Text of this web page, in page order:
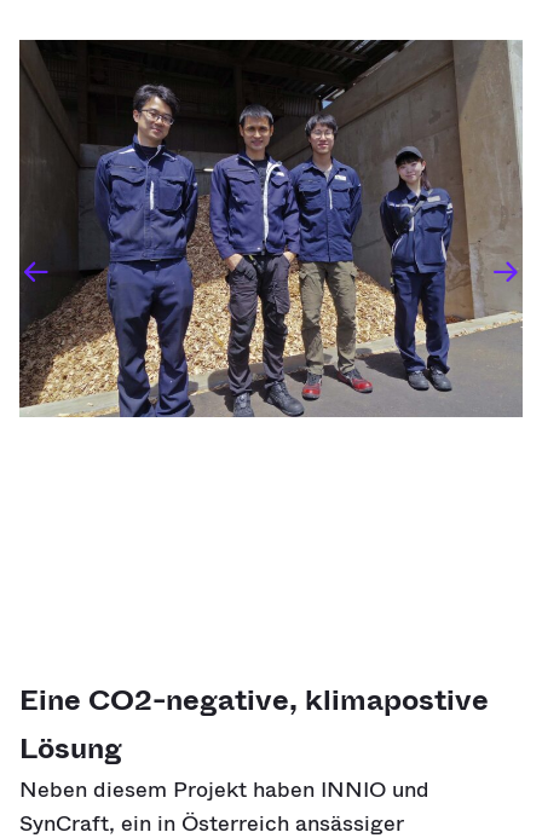
Eine CO2-negative, klimapostive
Lösung
Neben diesem Projekt haben INNIO und
SynCraft, ein in Österreich ansässiger